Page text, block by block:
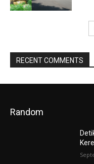
RECENT COMMENTS
Random